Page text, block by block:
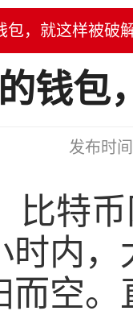
包，就这样被破
钱包
发布时
比特
时内
而空